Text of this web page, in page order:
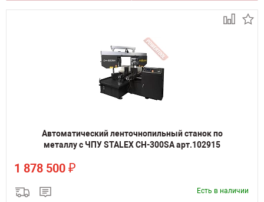
Автоматический ленточнопильный станок по
металлу с ЧПУ STALEX CH-300SA арт.102915
1 878 500 ₽
Есть в наличии